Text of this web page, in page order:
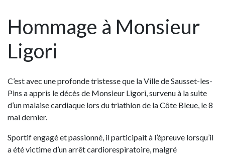
Hommage à Monsieur
Ligori
C’est avec une profonde tristesse que la Ville de Sausset-les-
Pins a appris le décès de Monsieur Ligori, survenu à la suite
d’un malaise cardiaque lors du triathlon de la Côte Bleue, le 8
mai dernier.
Sportif engagé et passionné, il participait à l’épreuve lorsqu’il
a été victime d’un arrêt cardiorespiratoire, malgré